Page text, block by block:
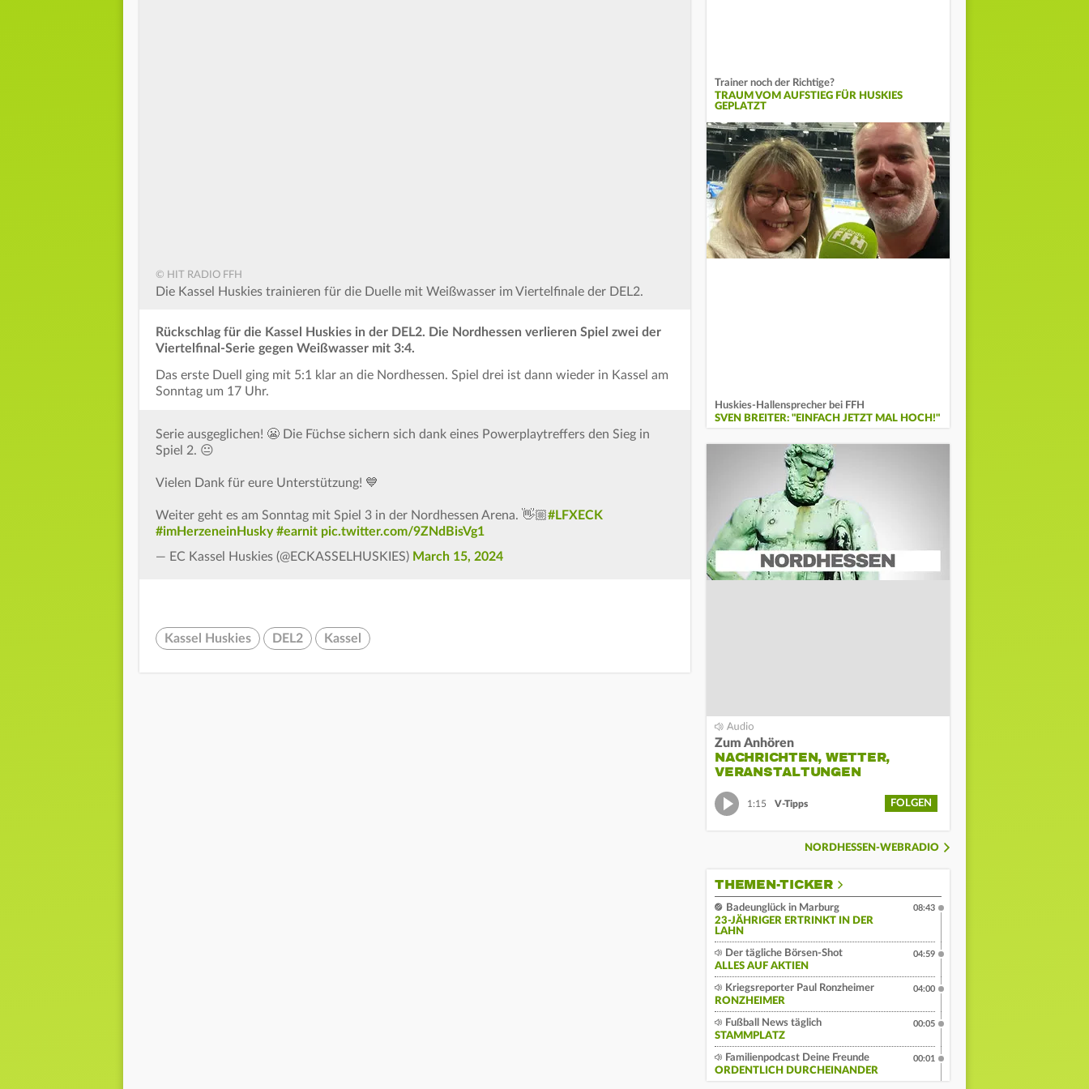
© HIT RADIO FFH
Die Kassel Huskies trainieren für die Duelle mit Weißwasser im Viertelfinale der DEL2.
Rückschlag für die Kassel Huskies in der DEL2. Die Nordhessen verlieren Spiel zwei der
Viertelfinal-Serie gegen Weißwasser mit 3:4.
Das erste Duell ging mit 5:1 klar an die Nordhessen. Spiel drei ist dann wieder in Kassel am
Sonntag um 17 Uhr.
Serie ausgeglichen! 😬 Die Füchse sichern sich dank eines Powerplaytreffers den Sieg in
Spiel 2. 😐
Vielen Dank für eure Unterstützung! 💙
Weiter geht es am Sonntag mit Spiel 3 in der Nordhessen Arena. 👋🏼#LFXECK
#imHerzeneinHusky #earnit pic.twitter.com/9ZNdBisVg1
— EC Kassel Huskies (@ECKASSELHUSKIES) March 15, 2024
Kassel Huskies DEL2 Kassel
Trainer noch der Richtige?
TRAUM VOM AUFSTIEG FÜR HUSKIES
GEPLATZT
Huskies-Hallensprecher bei FFH
SVEN BREITER: "EINFACH JETZT MAL HOCH!"
Zum Anhören
NACHRICHTEN, WETTER,
VERANSTALTUNGEN
1:15 V-Tipps FOLGEN
NORDHESSEN-WEBRADIO
THEMEN-TICKER
Badeunglück in Marburg
23-JÄHRIGER ERTRINKT IN DER
LAHN
08:43
Der tägliche Börsen-Shot
ALLES AUF AKTIEN
04:59
Kriegsreporter Paul Ronzheimer
RONZHEIMER
04:00
Fußball News täglich
STAMMPLATZ
00:05
Familienpodcast Deine Freunde
ORDENTLICH DURCHEINANDER
00:01